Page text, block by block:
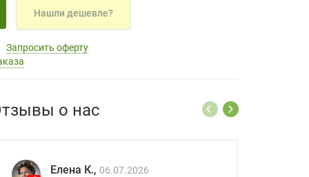
Нашли дешевле?
Запросить оферту
о нас
Елена К., 06.07.2026